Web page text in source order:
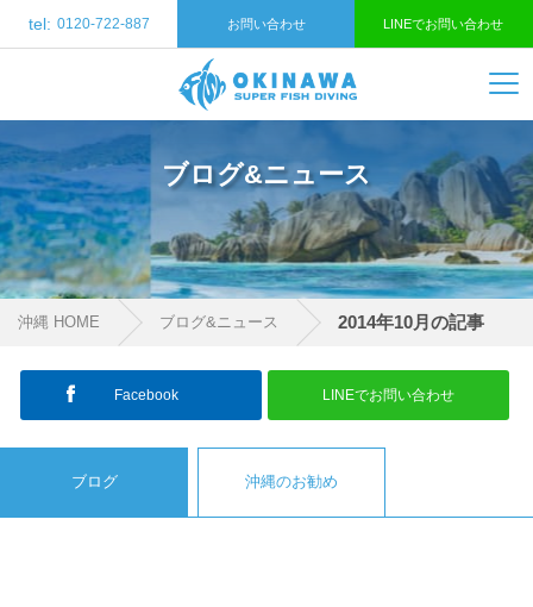
tel: 0120-722-887 お問い合わせ LINEでお問い合わせ
ブログ&ニュース
沖縄 HOME ブログ&ニュース 2014年10月の記事
ブログ 沖縄のお勧め
Facebook LINEでお問い合わせ